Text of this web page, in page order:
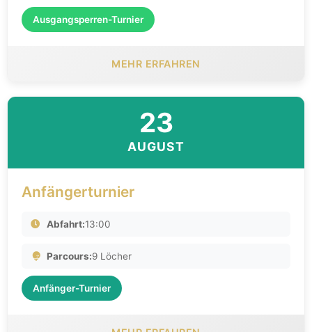
Ausgangsperren-Turnier
MEHR ERFAHREN
23
AUGUST
Anfängerturnier
Abfahrt:13:00
Parcours:9 Löcher
Anfänger-Turnier